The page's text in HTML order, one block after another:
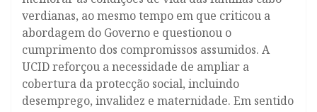
verdianas, ao mesmo tempo em que criticou a
abordagem do Governo e questionou o
cumprimento dos compromissos assumidos. A
UCID reforçou a necessidade de ampliar a
cobertura da protecção social, incluindo
desemprego, invalidez e maternidade. Em sentido